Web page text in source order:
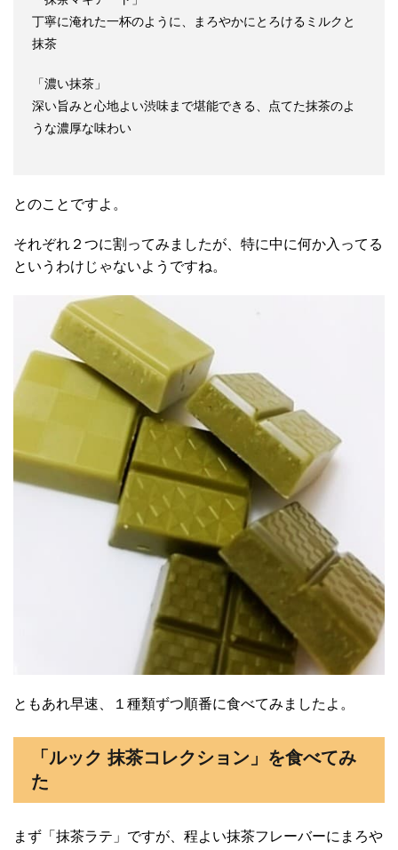
丁寧に淹れた一杯のように、まろやかにとろけるミルクと
抹茶
「濃い抹茶」
深い旨みと心地よい渋味まで堪能できる、点てた抹茶のよ
うな濃厚な味わい
とのことですよ。
それぞれ２つに割ってみましたが、特に中に何か入ってる
というわけじゃないようですね。
ともあれ早速、１種類ずつ順番に食べてみましたよ。
「ルック 抹茶コレクション」を食べてみ
た
まず「抹茶ラテ」ですが、程よい抹茶フレーバーにまろや